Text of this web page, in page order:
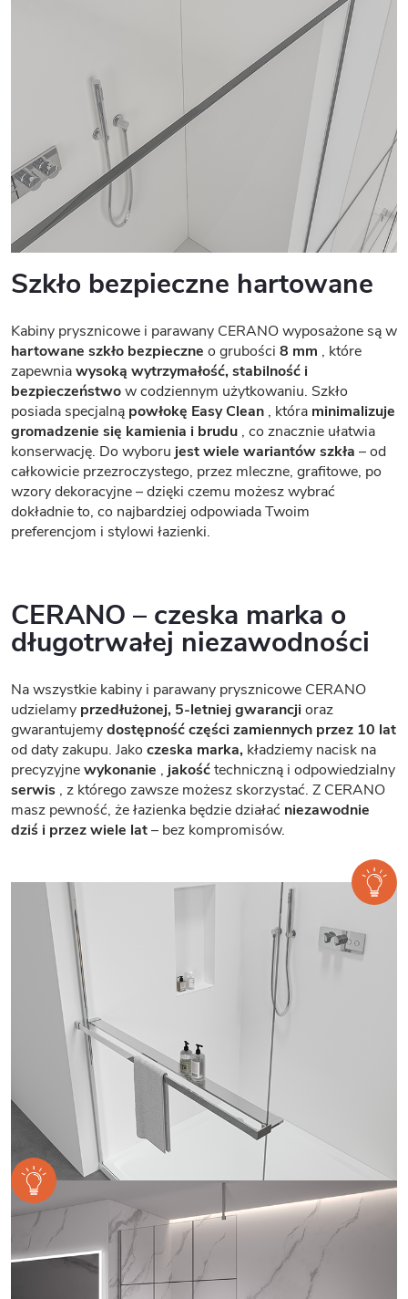
Szkło bezpieczne hartowane
Kabiny prysznicowe i parawany CERANO wyposażone są w
hartowane szkło bezpieczne o grubości 8 mm , które
zapewniawysoką wytrzymałość, stabilność i
bezpieczeństwow codziennym użytkowaniu. Szkło
posiada specjalną powłokę Easy Clean , która minimalizuje
gromadzenie się kamienia i brudu , co znacznie ułatwia
konserwację. Do wyboru jest wiele wariantów szkła – od
całkowicie przezroczystego, przez mleczne, grafitowe, po
wzory dekoracyjne – dzięki czemu możesz wybrać
dokładnie to, co najbardziej odpowiada Twoim
preferencjom i stylowi łazienki.
CERANO – czeska marka o
długotrwałej niezawodności
Na wszystkie kabiny i parawany prysznicowe CERANO
udzielamy przedłużonej, 5-letniej gwarancjioraz
gwarantujemydostępność części zamiennych przez 10 lat
od daty zakupu. Jako czeska marka, kładziemy nacisk na
precyzyjnewykonanie , jakośćtechniczną i odpowiedzialny
serwis , z którego zawsze możesz skorzystać. Z CERANO
masz pewność, że łazienka będzie działać niezawodnie
dziś i przez wiele lat– bez kompromisów.